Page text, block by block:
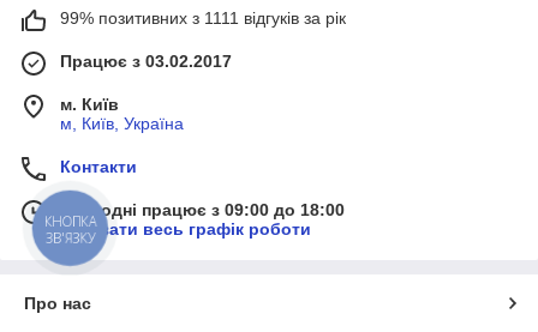
99% позитивних з 1111 відгуків за рік
Працює з 03.02.2017
м. Київ
м, Київ, Україна
Контакти
Сьогодні працює з 09:00 до 18:00
Показати весь графік роботи
Про нас
КНОПКА
ЗВ'ЯЗКУ